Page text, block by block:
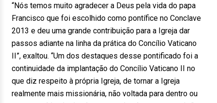
“Nós temos muito agradecer a Deus pela vida do papa
Francisco que foi escolhido como pontífice no Conclave
2013 e deu uma grande contribuição para a Igreja dar
passos adiante na linha da prática do Concílio Vaticano
II”, exaltou. “Um dos destaques desse pontificado foi a
continuidade da implantação do Concílio Vaticano II no
que diz respeito à própria Igreja, de tornar a Igreja
realmente mais missionária, não voltada para dentro ou